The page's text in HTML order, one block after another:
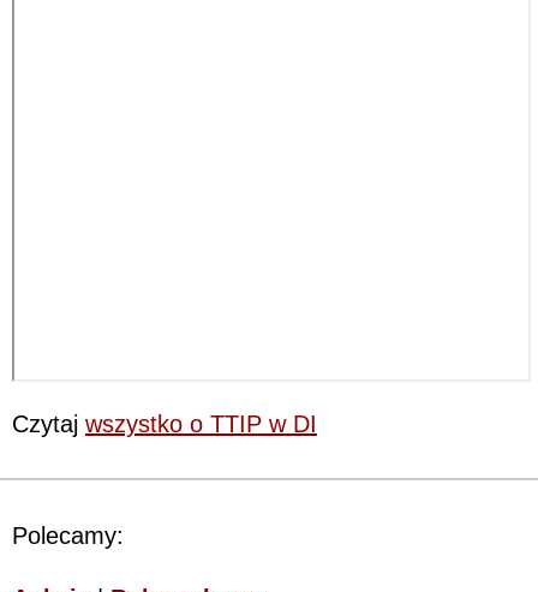
Czytaj wszystko o TTIP w DI
Polecamy: